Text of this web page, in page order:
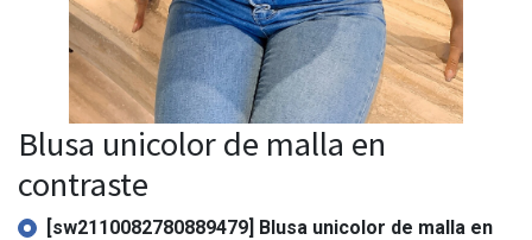
Blusa unicolor de malla en
contraste
[sw2110082780889479] Blusa unicolor de malla en